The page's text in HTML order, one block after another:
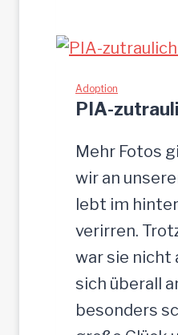
ü
g
e
l
a
s
s
e
n
G
Adoption
PIA-
Mehr Fotos
wir an
lebt im
verirren.
war sie nicht
sich überall
besonders